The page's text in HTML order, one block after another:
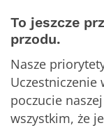
To jeszcze
przodu.
Nasze
Uczestniczenie
poczucie
wszystkim, że